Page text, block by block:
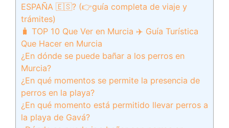
ESPAÑA 🇪🇸? (👉guía completa de viaje y
trámites)
🧳️ TOP 10 Que Ver en Murcia ✈️ Guía Turística
Que Hacer en Murcia
¿En dónde se puede bañar a los perros en
Murcia?
¿En qué momentos se permite la presencia de
perros en la playa?
¿En qué momento está permitido llevar perros a
la playa de Gavá?